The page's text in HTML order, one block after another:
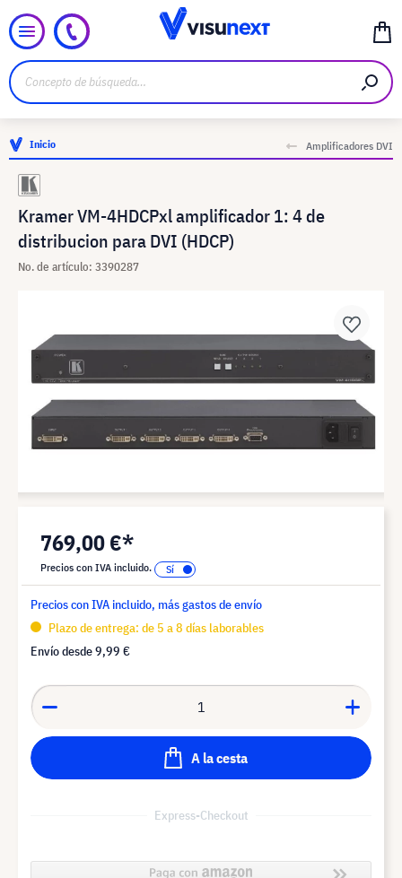
Inicio Amplificadores DVI
Kramer VM-4HDCPxl amplificador 1: 4 de
distribucion para DVI (HDCP)
No. de artículo: 3390287
769,00 €*
Precios con IVA incluido.
Precios con IVA incluido, más gastos de envío
Plazo de entrega: de 5 a 8 días laborables
Envío desde9,99 €
A la cesta
Express-Checkout